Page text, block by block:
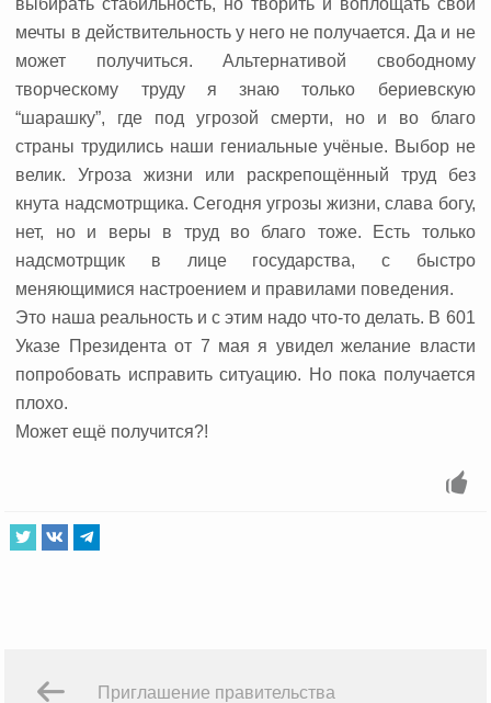
мечты в действительность у него не получается. Да и не
может получиться. Альтернативой свободному
творческому труду я знаю только бериевскую
“шарашку”, где под угрозой смерти, но и во благо
страны трудились наши гениальные учёные. Выбор не
велик. Угроза жизни или раскрепощённый труд без
кнута надсмотрщика. Сегодня угрозы жизни, слава богу,
нет, но и веры в труд во благо тоже. Есть только
надсмотрщик в лице государства, с быстро
меняющимися настроением и правилами поведения.
Это наша реальность и с этим надо что-то делать. В 601
Указе Президента от 7 мая я увидел желание власти
попробовать исправить ситуацию. Но пока получается
плохо.
Может ещё получится?!
Приглашение правительства